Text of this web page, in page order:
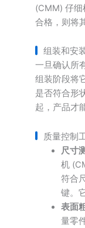
(CMM) 仔
合格，则将
组装和安
一旦确认所
组装阶段将
是否符合形
起，产品才
质量控制
尺寸
机
符合
键。
表面
量零